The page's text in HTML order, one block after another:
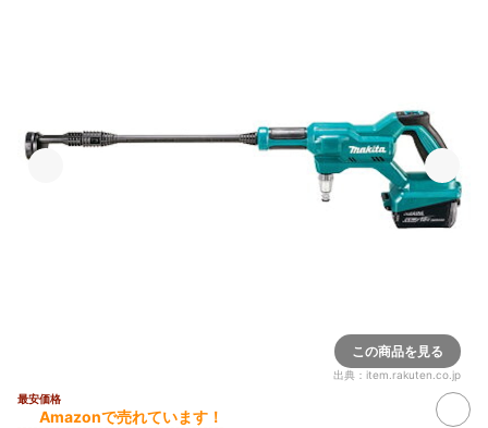
この商品を見る
出典： item.rakuten.co.jp
最安価格
Amazonで売れています！